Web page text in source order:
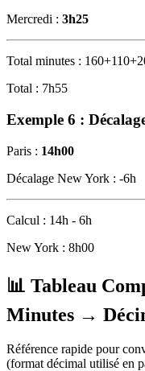
Mercredi : 3h25
Total minutes :
Total : 7h55
Exemple 6 :
Paris : 14h00
Décalage New York : -6h
Calcul : 14h - 6h
New York : 8h00
📊 Tableau
Minutes →
Référence rapide pour
(format décimal utilisé en